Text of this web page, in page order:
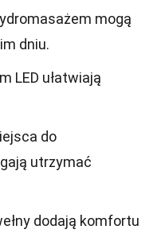
mogą
dniu.
LED ułatwiają
do
utrzymać
dodają komfortu